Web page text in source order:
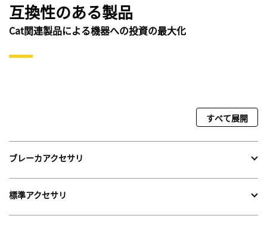
互換性のある製品
Cat関連製品による機器への投資の最大化
すべて展開
ブレーカアクセサリ
標準アクセサリ